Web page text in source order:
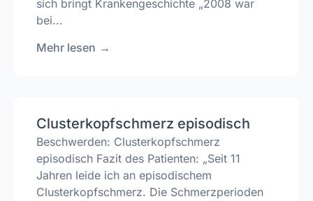
sich bringt Krankengeschichte „2008 war
bei...
Mehr lesen →
Clusterkopfschmerz episodisch
Beschwerden: Clusterkopfschmerz
episodisch Fazit des Patienten: „Seit 11
Jahren leide ich an episodischem
Clusterkopfschmerz. Die Schmerzperioden